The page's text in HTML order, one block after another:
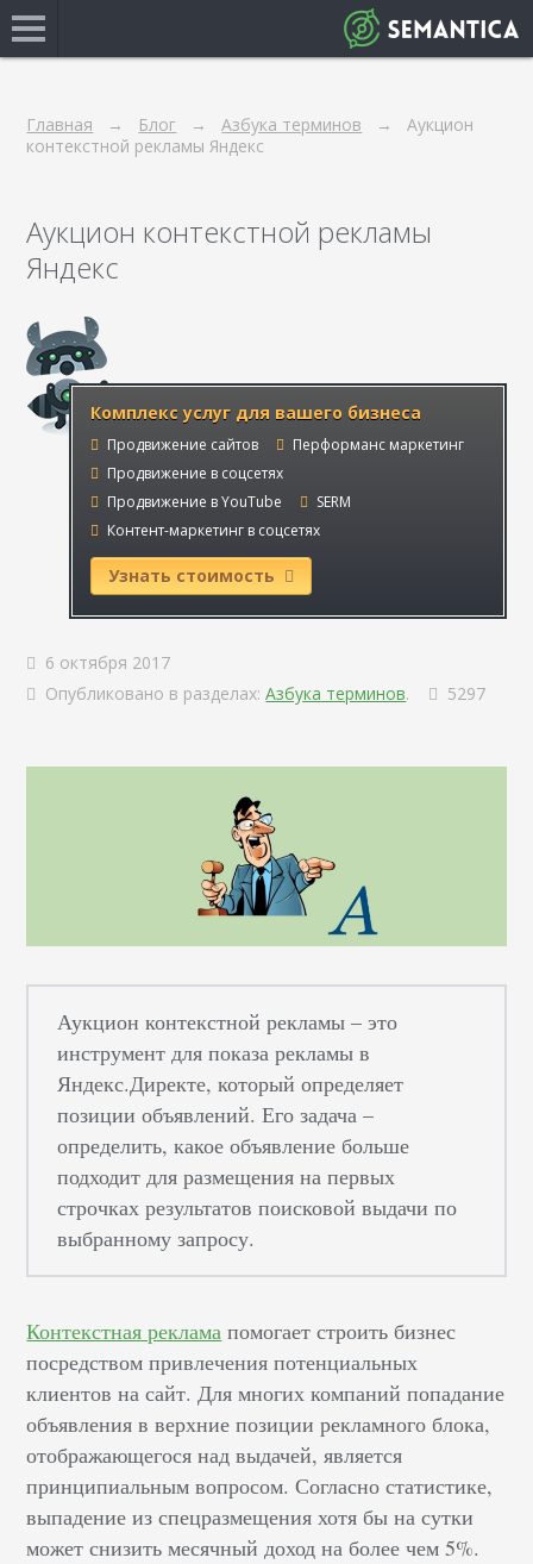
Главная Блог Азбука терминов
Аукцион
контекстной рекламы Яндекс
Аукцион контекстной рекламы
Яндекс
Комплекс услуг для вашего бизнеса
Продвижение сайтов
Перформанс маркетинг
Продвижение в соцсетях
Продвижение в YouTube
SERM
Контент-маркетинг в соцсетях
Узнать стоимость
6 октября 2017
Опубликовано в разделах: Азбука терминов. 5297
Аукцион контекстной рекламы – это
инструмент для показа рекламы в
Яндекс.Директе, который определяет
позиции объявлений. Его задача –
определить, какое объявление больше
подходит для размещения на первых
строчках результатов поисковой выдачи по
выбранному запросу.
Контекстная реклама помогает строить бизнес
посредством привлечения потенциальных
клиентов на сайт. Для многих компаний попадание
объявления в верхние позиции рекламного блока,
отображающегося над выдачей, является
принципиальным вопросом. Согласно статистике,
выпадение из спецразмещения хотя бы на сутки
может снизить месячный доход на более чем 5%.